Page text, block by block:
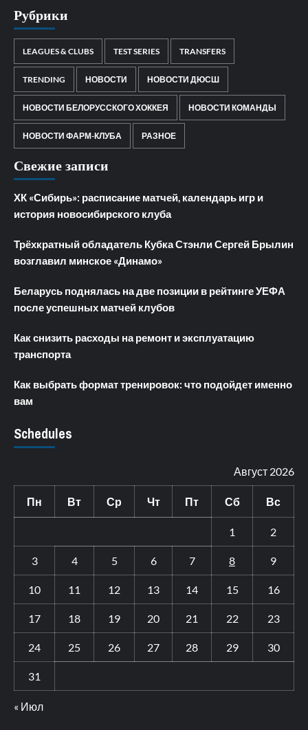
Рубрики
LEAGUES & CLUBS TEST SERIES TRANSFERS
TRENDING НОВОСТИ НОВОСТИ ДЮСШ
НОВОСТИ БЕЛОРУССКОГО ХОККЕЯ НОВОСТИ КОМАНДЫ
НОВОСТИ ФАРМ-КЛУБА РАЗНОЕ
Свежие записи
ХК «Сибирь»: расписание матчей, календарь игр и
история новосибирского клуба
Трёхкратный обладатель Кубка Стэнли Сергей Брылин
возглавил минское «Динамо»
Беларусь поднялась на две позиции в рейтинге УЕФА
после успешных матчей клубов
Как снизить расходы на ремонт и эксплуатацию
транспорта
Как выбрать формат тренировок: что подойдет именно
вам
Schedules
Август 2026
Пн Вт Ср Чт Пт Сб Вс
1 2
3 4 5 6 7 8 9
10 11 12 13 14 15 16
17 18 19 20 21 22 23
24 25 26 27 28 29 30
31
« Июл